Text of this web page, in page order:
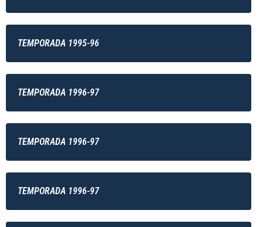
TEMPORADA 1995-96
TEMPORADA 1996-97
TEMPORADA 1996-97
TEMPORADA 1996-97